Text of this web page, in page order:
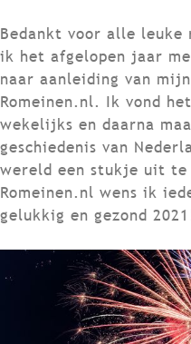
Bedankt voor alle leuke
ik het afgelopen jaar
naar aanleiding van
Romeinen.nl. Ik vond
wekelijks en daarna
geschiedenis van
wereld een stukje uit
Romeinen.nl wens ik
gelukkig en gezond